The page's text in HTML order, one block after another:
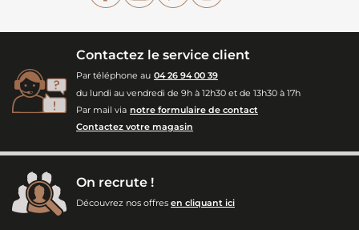
Contactez le service client
Par téléphone au 04 26 94 00 39
du lundi au vendredi de 9h à 12h30 et de 13h30 à 17h
Par mail via notre formulaire de contact
Contactez votre magasin
On recrute !
Découvrez nos offres en cliquant ici